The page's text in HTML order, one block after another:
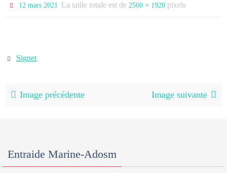
12 mars 2021 La taille totale est de 2560 × 1920 pixels
Signet.
Image précédente Image suivante
Entraide Marine-Adosm